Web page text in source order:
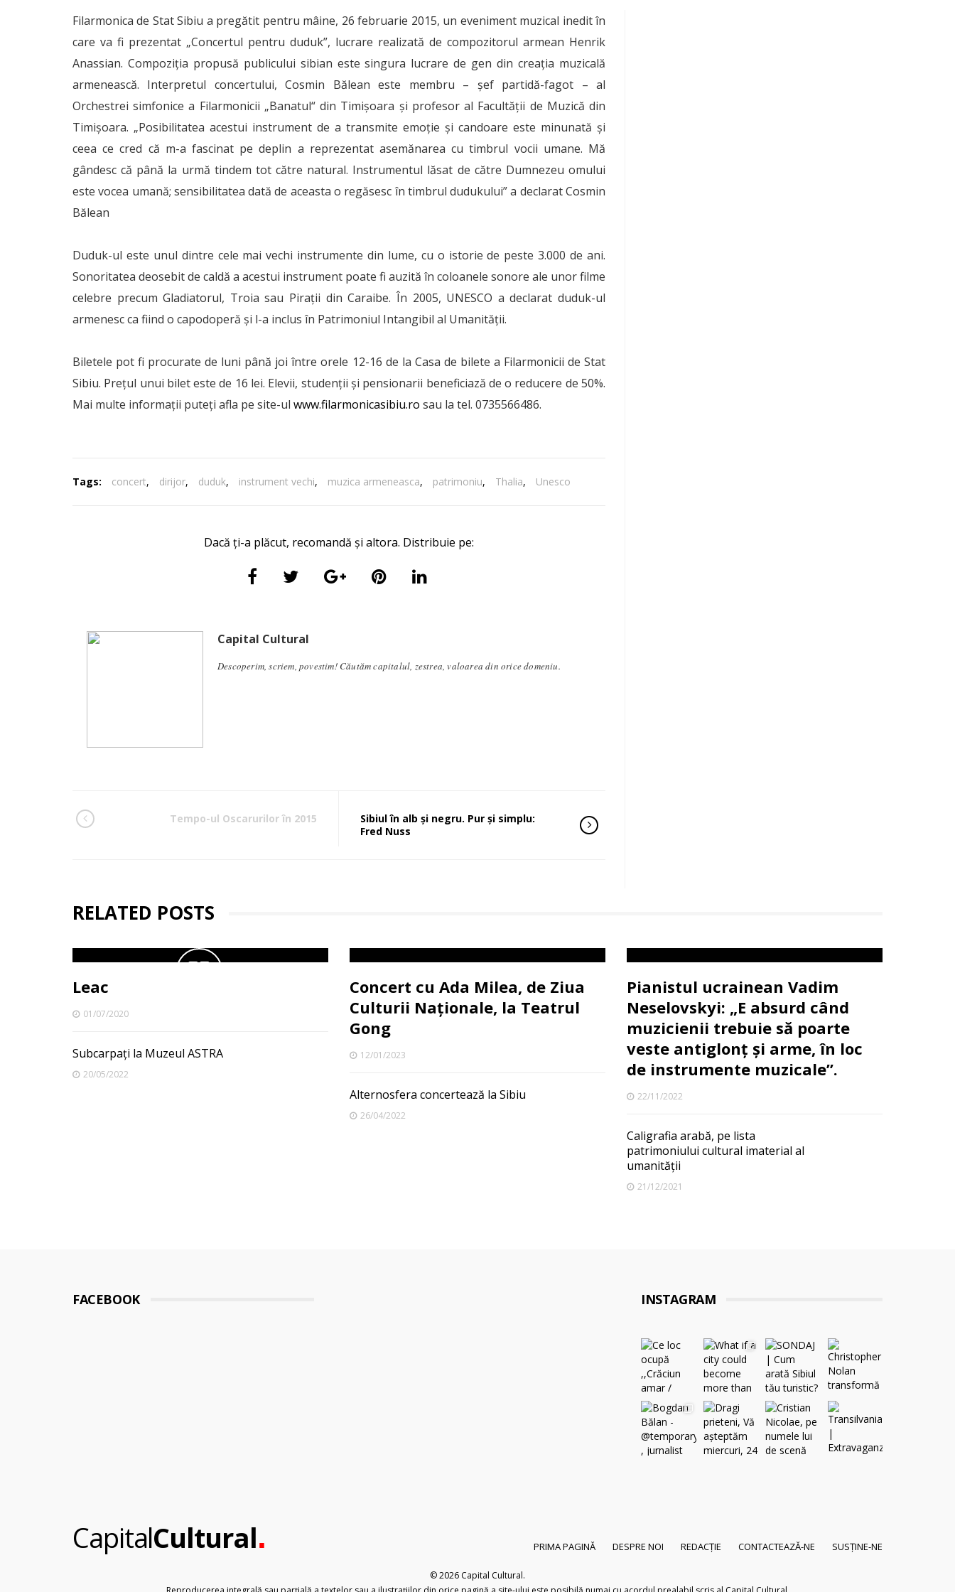
Filarmonica de Stat Sibiu a pregătit pentru mâine, 26 februarie 2015, un eveniment muzical inedit în
care va fi prezentat „Concertul pentru duduk”, lucrare realizată de compozitorul armean Henrik
Anassian. Compoziţia propusă publicului sibian este singura lucrare de gen din creaţia muzicală
armenească. Interpretul concertului, Cosmin Bălean este membru – şef partidă-fagot – al
Orchestrei simfonice a Filarmonicii „Banatul“ din Timişoara şi profesor al Facultăţii de Muzică din
Timişoara. „Posibilitatea acestui instrument de a transmite emoţie şi candoare este minunată şi
ceea ce cred că m-a fascinat pe deplin a reprezentat asemănarea cu timbrul vocii umane. Mă
gândesc că până la urmă tindem tot către natural. Instrumentul lăsat de către Dumnezeu omului
este vocea umană; sensibilitatea dată de aceasta o regăsesc în timbrul dudukului” a declarat Cosmin
Bălean
Duduk-ul este unul dintre cele mai vechi instrumente din lume, cu o istorie de peste 3.000 de ani.
Sonoritatea deosebit de caldă a acestui instrument poate fi auzită în coloanele sonore ale unor filme
celebre precum Gladiatorul, Troia sau Piraţii din Caraibe. În 2005, UNESCO a declarat duduk-ul
armenesc ca fiind o capodoperă şi l-a inclus în Patrimoniul Intangibil al Umanităţii.
Biletele pot fi procurate de luni până joi între orele 12-16 de la Casa de bilete a Filarmonicii de Stat
Sibiu. Preţul unui bilet este de 16 lei. Elevii, studenţii şi pensionarii beneficiază de o reducere de 50%.
Mai multe informaţii puteţi afla pe site-ul www.filarmonicasibiu.ro sau la tel. 0735566486.
Tags: concert, dirijor, duduk, instrument vechi, muzica armeneasca, patrimoniu, Thalia, Unesco
Dacă ți-a plăcut, recomandă și altora. Distribuie pe:
Capital Cultural
Descoperim, scriem, povestim! Căutăm capitalul, zestrea, valoarea din orice domeniu.
Tempo-ul Oscarurilor în 2015
Sibiul în alb şi negru. Pur şi simplu:
Fred Nuss
RELATED POSTS
Leac
01/07/2020
Subcarpați la Muzeul ASTRA
20/05/2022
Concert cu Ada Milea, de Ziua
Culturii Naționale, la Teatrul
Gong
12/01/2023
Alternosfera concertează la Sibiu
26/04/2022
Pianistul ucrainean Vadim
Neselovskyi: „E absurd când
muzicienii trebuie să poarte
veste antiglonț și arme, în loc
de instrumente muzicale”.
22/11/2022
Caligrafia arabă, pe lista
patrimoniului cultural imaterial al
umanității
21/12/2021
FACEBOOK INSTAGRAM
CapitalCultural. PRIMA PAGINĂ DESPRE NOI REDACȚIE CONTACTEAZĂ-NE SUSȚINE-NE
© 2026 Capital Cultural.